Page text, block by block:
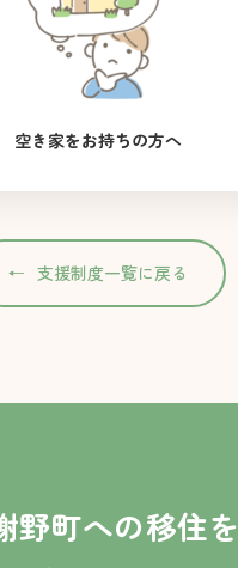
空き家をお持ちの方へ
支援制度一覧に戻る
野町への移住を